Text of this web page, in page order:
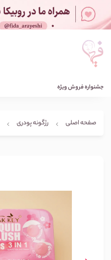
جشنواره فروش ویژه
صفحه اصلی رژگونه پودری